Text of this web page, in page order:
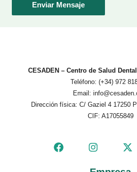
Enviar Mensaje
CESADEN – Centro de Salud
Teléfono: (+34) 972
Email:
Dirección física: C/ Gaziel 4 17250
CIF: A17055849